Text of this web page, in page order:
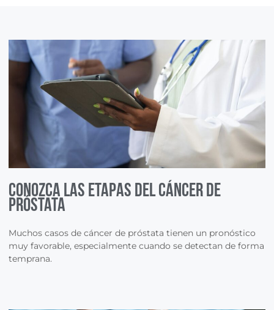
Conozca las etapas del cáncer de
próstata
Muchos casos de cáncer de próstata tienen un pronóstico
muy favorable, especialmente cuando se detectan de forma
temprana.